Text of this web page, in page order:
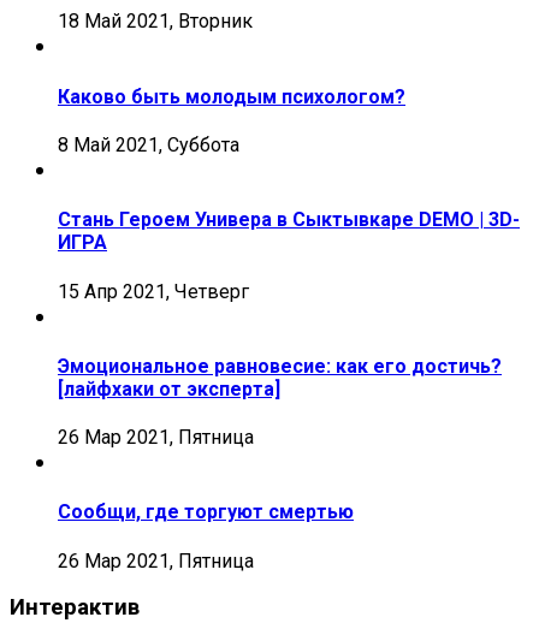
18 Май 2021, Вторник
Каково быть молодым психологом?
8 Май 2021, Суббота
Стань Героем Универа в Сыктывкаре DEMO | 3D-
ИГРА
15 Апр 2021, Четверг
Эмоциональное равновесие: как его достичь?
[лайфхаки от эксперта]
26 Мар 2021, Пятница
Сообщи, где торгуют смертью
26 Мар 2021, Пятница
Интерактив